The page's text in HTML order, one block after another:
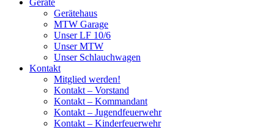
Geräte
Gerätehaus
MTW Garage
Unser LF 10/6
Unser MTW
Unser Schlauchwagen
Kontakt
Mitglied werden!
Kontakt – Vorstand
Kontakt – Kommandant
Kontakt – Jugendfeuerwehr
Kontakt – Kinderfeuerwehr